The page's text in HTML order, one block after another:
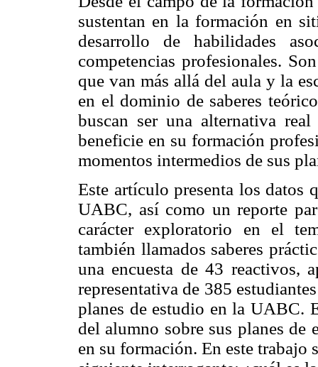
sustentan en la formación en
desarrollo de habilidades
competencias profesionales.
que van más allá del aula y la
en el dominio de saberes
buscan ser una alternativa
beneficie en su formación
momentos intermedios de sus
Este artículo presenta los datos
UABC, así como un reporte
carácter exploratorio en el
también llamados saberes
una encuesta de 43 reactivos,
representativa de 385
planes de estudio en la UABC.
del alumno sobre sus planes de
en su formación. En este trabajo